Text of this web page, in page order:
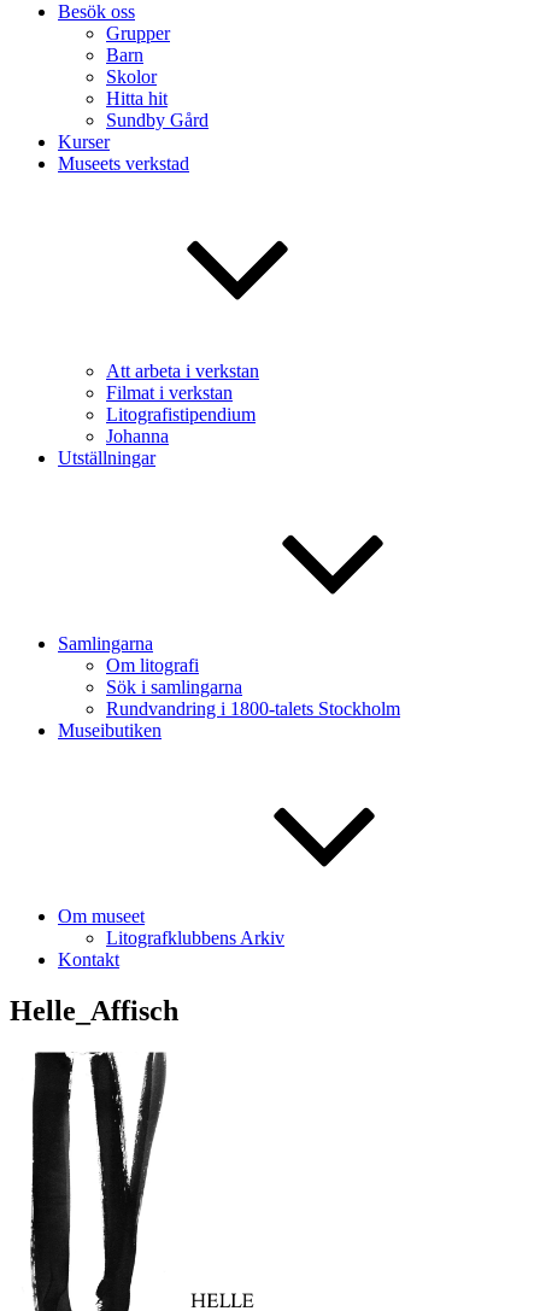
Besök oss
Grupper
Barn
Skolor
Hitta hit
Sundby Gård
Kurser
Museets verkstad
Att arbeta i verkstan
Filmat i verkstan
Litografistipendium
Johanna
Utställningar
Samlingarna
Om litografi
Sök i samlingarna
Rundvandring i 1800-talets Stockholm
Museibutiken
Om museet
Litografklubbens Arkiv
Kontakt
Helle_Affisch